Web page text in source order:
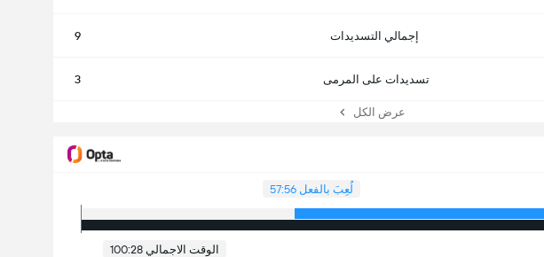
إجمالي التسديدات 9
تسديدات على المرمى 3
عرض الكل
لُعِبَ بالفعل 57:56
الوقت الاجمالي 100:28